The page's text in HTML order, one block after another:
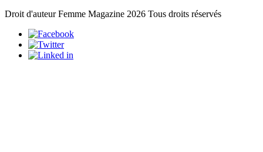
Droit d'auteur Femme Magazine 2026 Tous droits réservés